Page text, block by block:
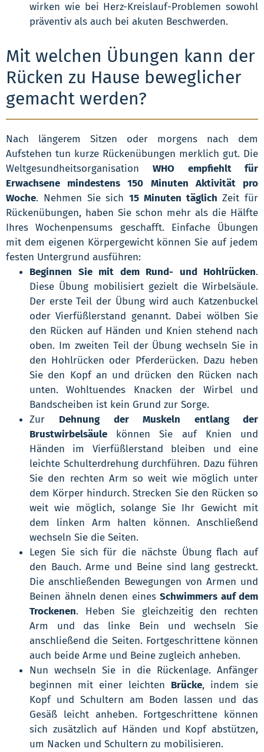
wirken wie bei Herz-Kreislauf-Problemen sowohl
präventiv als auch bei akuten Beschwerden.
Mit welchen Übungen kann der
Rücken zu Hause beweglicher
gemacht werden?
Nach längerem Sitzen oder morgens nach dem
Aufstehen tun kurze Rückenübungen merklich gut. Die
WeltgesundheitsorganisationWHO empfiehlt für
Erwachsene mindestens 150 Minuten Aktivität pro
Woche. Nehmen Sie sich 15 Minuten täglich Zeit für
Rückenübungen, haben Sie schon mehr als die Hälfte
Ihres Wochenpensums geschafft. Einfache Übungen
mit dem eigenen Körpergewicht können Sie auf jedem
festen Untergrund ausführen:
Beginnen Sie mit dem Rund- und Hohlrücken.
Diese Übung mobilisiert gezielt die Wirbelsäule.
Der erste Teil der Übung wird auch Katzenbuckel
oder Vierfüßlerstand genannt. Dabei wölben Sie
den Rücken auf Händen und Knien stehend nach
oben. Im zweiten Teil der Übung wechseln Sie in
den Hohlrücken oder Pferderücken. Dazu heben
Sie den Kopf an und drücken den Rücken nach
unten. Wohltuendes Knacken der Wirbel und
Bandscheiben ist kein Grund zur Sorge.
Zur Dehnung der Muskeln entlang der
Brustwirbelsäule können Sie auf Knien und
Händen im Vierfüßlerstand bleiben und eine
leichte Schulterdrehung durchführen. Dazu führen
Sie den rechten Arm so weit wie möglich unter
dem Körper hindurch. Strecken Sie den Rücken so
weit wie möglich, solange Sie Ihr Gewicht mit
dem linken Arm halten können. Anschließend
wechseln Sie die Seiten.
Legen Sie sich für die nächste Übung flach auf
den Bauch. Arme und Beine sind lang gestreckt.
Die anschließenden Bewegungen von Armen und
Beinen ähneln denen eines Schwimmers auf dem
Trockenen. Heben Sie gleichzeitig den rechten
Arm und das linke Bein und wechseln Sie
anschließend die Seiten. Fortgeschrittene können
auch beide Arme und Beine zugleich anheben.
Nun wechseln Sie in die Rückenlage. Anfänger
beginnen mit einer leichten Brücke, indem sie
Kopf und Schultern am Boden lassen und das
Gesäß leicht anheben. Fortgeschrittene können
sich zusätzlich auf Händen und Kopf abstützen,
um Nacken und Schultern zu mobilisieren.